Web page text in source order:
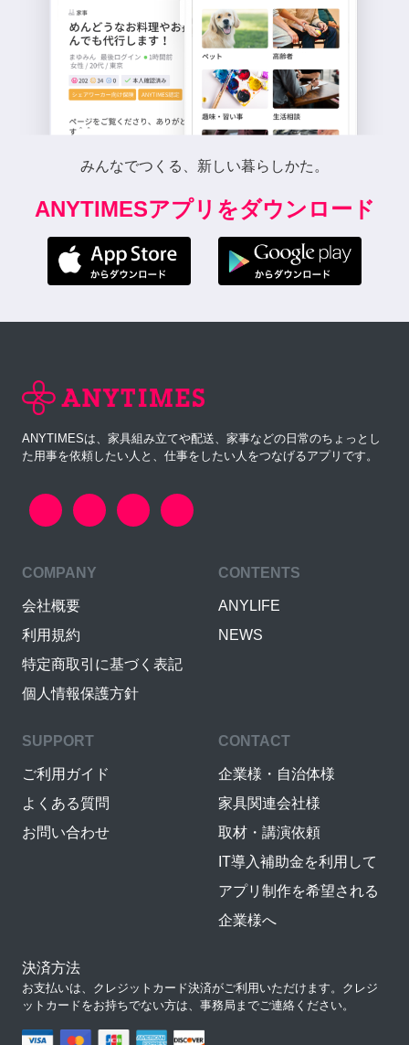
みんなでつくる、新しい暮らしかた。
ANYTIMESアプリをダウンロード
ANYTIMESは、家具組み立てや配送、家事などの日常のちょっとし
た用事を依頼したい人と、仕事をしたい人をつなげるアプリです。
COMPANY
会社概要
利用規約
特定商取引に基づく表記
個人情報保護方針
CONTENTS
ANYLIFE
NEWS
SUPPORT
ご利用ガイド
よくある質問
お問い合わせ
CONTACT
企業様・自治体様
家具関連会社様
取材・講演依頼
IT導入補助金を利用して
アプリ制作を希望される
企業様へ
決済方法
お支払いは、クレジットカード決済がご利用いただけます。クレジ
ットカードをお持ちでない方は、事務局までご連絡ください。